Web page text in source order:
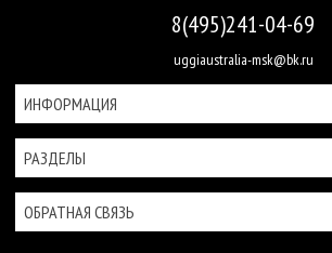
8(495)241-04-69
uggiaustralia-msk@bk.ru
ИНФОРМАЦИЯ
РАЗДЕЛЫ
ОБРАТНАЯ СВЯЗЬ